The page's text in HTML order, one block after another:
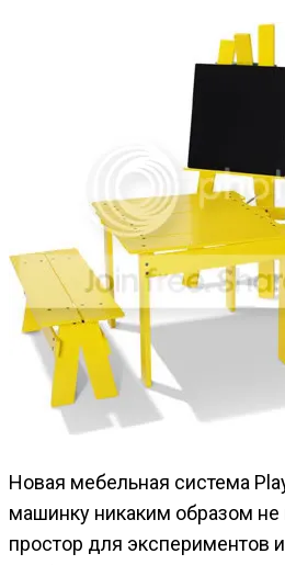
Новая мебельная система
машинку никаким образом
простор для экспериментов